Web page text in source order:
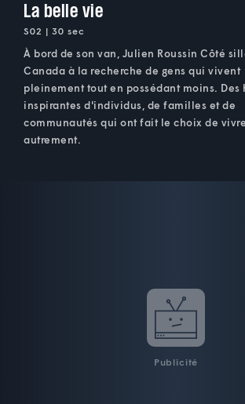
La belle vie
S02 | 30 sec
À bord de son van, Julien Roussin Côté
Canada à la recherche de gens qui vivent
pleinement tout en possédant moins. Des
inspirantes d'individus, de familles et de
communautés qui ont fait le choix de vivre
autrement.
Publicité